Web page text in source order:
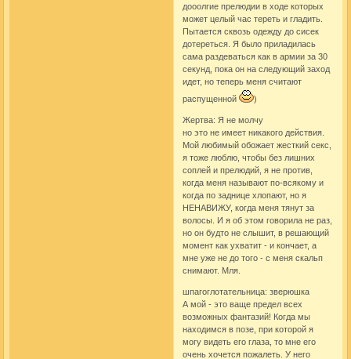
дооолгие прелюдии в ходе которых
может целый час тереть и гладить.
Пытается сквозь одежду до сисек
дотереться. Я было приладилась
сама раздеваться как в армии за 30
секунд, пока он на следующий заход
идет, но теперь меня считают
распущенной
)
Жертва: Я не молчу
но это не имеет никакого действия.
Мой любимый обожает жесткий секс,
я тоже люблю, чтобы без лишних
соплей и прелюдий, я не против,
когда меня называют по-всякому и
когда по заднице хлопают, но я
НЕНАВИЖУ, когда меня тянут за
волосы. И я об этом говорила не раз,
но он будто не слышит, в решающий
момент как ухватит - и кончает, а
мне уже не до того - с меня скальп
снимают. Мля.
шпагоглотательница: зверюшка
А мой - это ваще предел всех
возможных фантазий! Когда мы
находимся в позе, при которой я
могу видеть его глаза, то мне его
очень хочется пожалеть. У него